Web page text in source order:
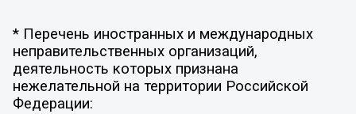
* Перечень иностранных и международных
неправительственных организаций,
деятельность которых признана
нежелательной на территории Российской
Федерации: